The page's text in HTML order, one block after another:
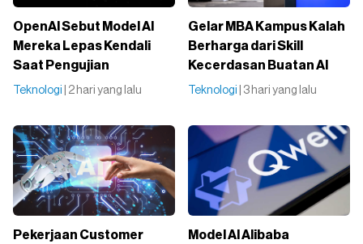
OpenAI Sebut Model AI
Mereka Lepas Kendali
Saat Pengujian
Teknologi | 2 hari yang lalu
Gelar MBA Kampus Kalah
Berharga dari Skill
Kecerdasan Buatan AI
Teknologi | 3 hari yang lalu
Pekerjaan Customer
Model AI Alibaba